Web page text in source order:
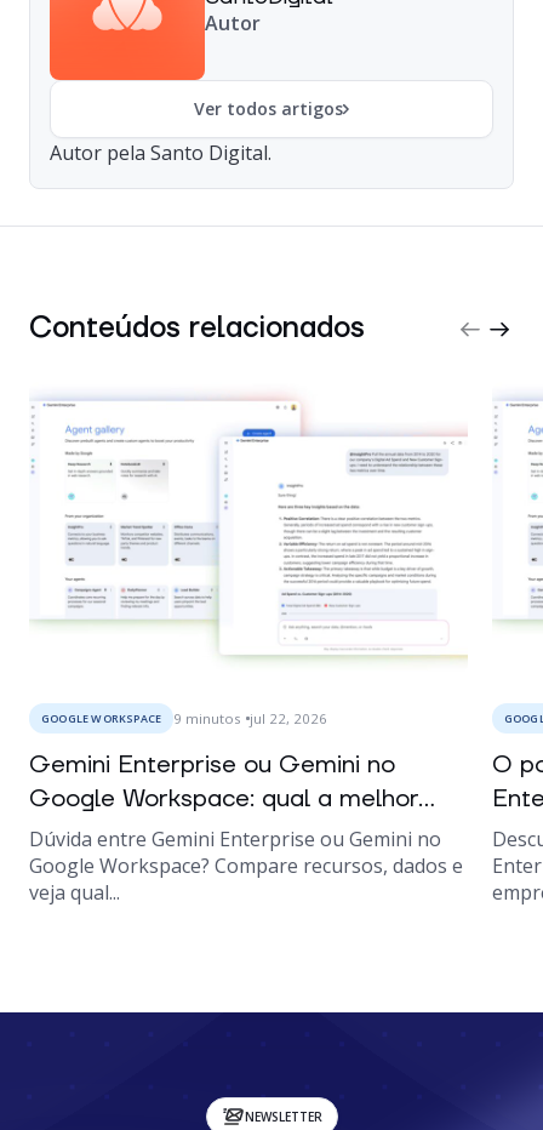
Autor
Ver todos artigos
Autor pela Santo Digital.
Conteúdos relacionados
GOOGLE WORKSPACE 9 minutos jul 22, 2026
Gemini Enterprise ou Gemini no
Google Workspace: qual a melhor...
Dúvida entre Gemini Enterprise ou Gemini no
Google Workspace? Compare recursos, dados e
veja qual...
O
NEWSLETTER